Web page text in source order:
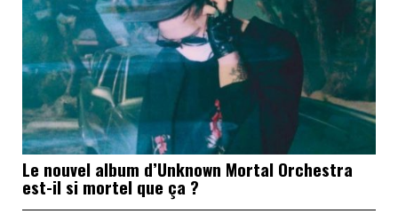
Le nouvel album d’Unknown Mortal Orchestra
est-il si mortel que ça ?